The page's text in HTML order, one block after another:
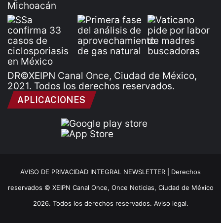
DR©XEIPN Canal Once, Ciudad de México,
2021. Todos los derechos reservados.
APLICACIONES
AVISO DE PRIVACIDAD INTEGRAL NEWSLETTER | Derechos
reservados © XEIPN Canal Once, Once Noticias, Ciudad de México
2026. Todos los derechos reservados. Aviso legal.